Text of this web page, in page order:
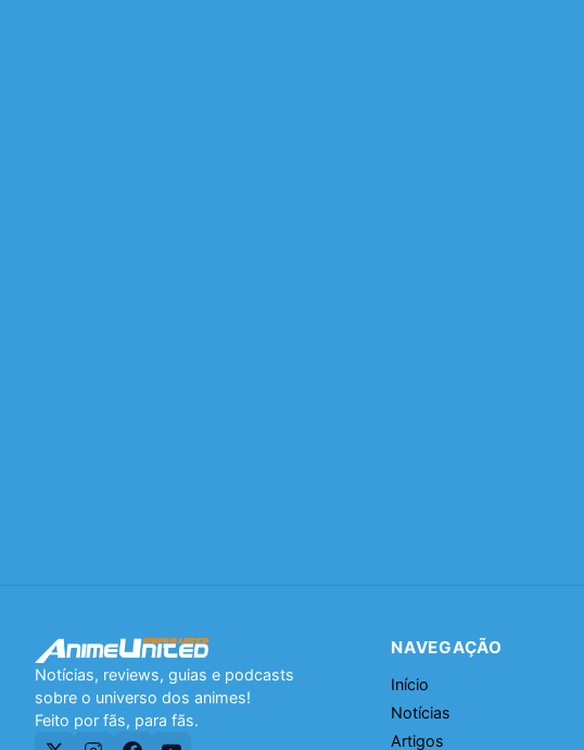
Notícias, reviews, guias e podcasts
sobre o universo dos animes!
Feito por fãs, para fãs.
NAVEGAÇÃO
Início
Notícias
Artigos